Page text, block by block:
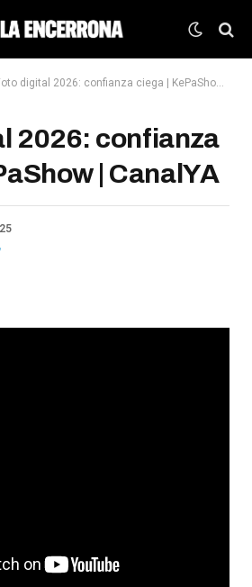
digital 2026: confianza ciega | KePaShow | CanalYA
2026: confianza
| CanalYA